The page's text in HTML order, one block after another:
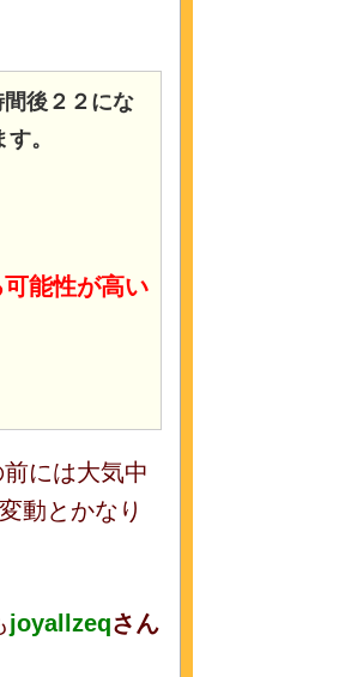
後２２にな
。
能性が高い
には大気中
動とかなり
joyallzeqさん